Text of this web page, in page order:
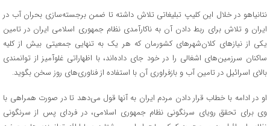
نتانیاهو در خلال این کلیپ تبلیغاتی تلاش داشته تا ضمن برجسته‌سازی بحران آب در
ایران و تلاش برای ربط دادن آن به ناکارآمدی نظام جمهوری اسلامی ایران در تامین
یکی از نیازهای کلان‌شهرهای کشورمان که هر یک به تنهایی جمعیتی بیش از کلیه
ساکنان سرزمین‌های اشغالی را در خود جای داده‌اند، با اظهاراتی غلوآمیز از توانمندی
بالای اسرائیل در تامین آب و بازفراوری آن با استفاده از فناوری‌های روز سخن بگوید.
او در ادامه با خطاب قرار دادن مردم ایران به آنها قول می‌دهد تا در صورت همراهی با
وی برای تحقق رویای سرنگونی نظام جمهوری اسلامی، در فردای پس از سرنگونی